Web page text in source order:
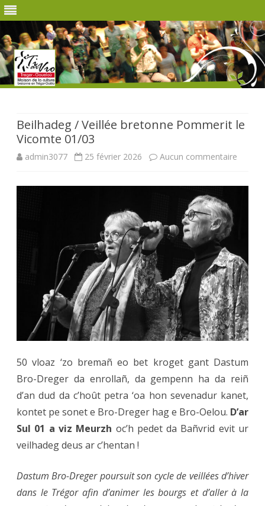
Beilhadeg / Veillée bretonne Pommerit le
Vicomte 01/03
admin3077 25 février 2026 Aucun commentaire
le
01/03
50 vloaz ‘zo bremañ eo bet kroget gant Dastum
Bro-Dreger da enrollañ, da gempenn ha da reiñ
d’an dud da c’hoût petra ‘oa hon sevenadur kanet,
kontet pe sonet e Bro-Dreger hag e Bro-Oelou. D’ar
Sul 01 a viz Meurzh oc’h pedet da Bañvrid evit ur
veilhadeg deus ar c’hentan !
Dastum Bro-Dreger poursuit son cycle de veillées d’hiver
dans le Trégor afin d’animer les bourgs et d’aller à la